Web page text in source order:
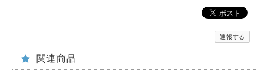
通報する
関連商品